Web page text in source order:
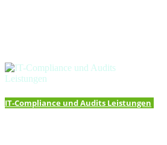
IT-Compliance und Audits Leistungen